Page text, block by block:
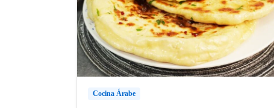
Cocina Árabe